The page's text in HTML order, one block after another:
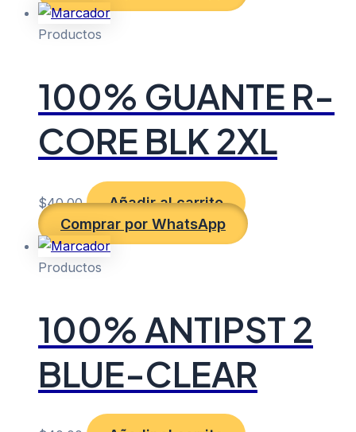
Productos
100% GUANTE R-
CORE BLK 2XL
$40.00
Añadir al carrito
Comprar por WhatsApp
Productos
100% ANTIPST 2
BLUE-CLEAR